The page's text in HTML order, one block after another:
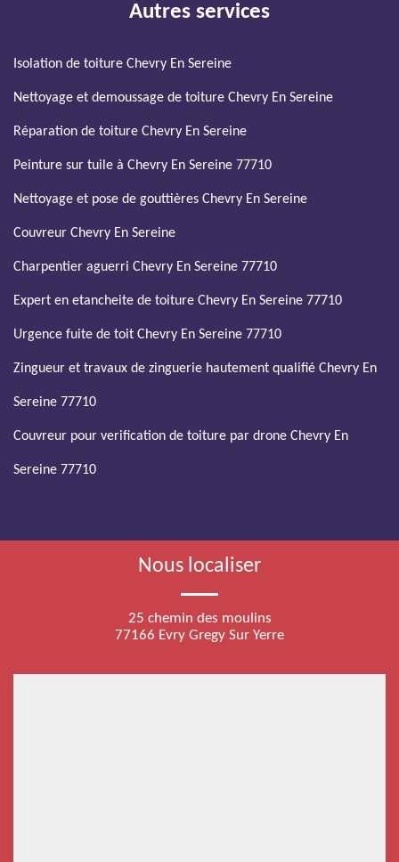
Autres services
Isolation de toiture Chevry En Sereine
Nettoyage et demoussage de toiture Chevry En Sereine
Réparation de toiture Chevry En Sereine
Peinture sur tuile à Chevry En Sereine 77710
Nettoyage et pose de gouttières Chevry En Sereine
Couvreur Chevry En Sereine
Charpentier aguerri Chevry En Sereine 77710
Expert en etancheite de toiture Chevry En Sereine 77710
Urgence fuite de toit Chevry En Sereine 77710
Zingueur et travaux de zinguerie hautement qualifié Chevry En
Sereine 77710
Couvreur pour verification de toiture par drone Chevry En
Sereine 77710
Nous localiser
25 chemin des moulins
77166 Evry Gregy Sur Yerre